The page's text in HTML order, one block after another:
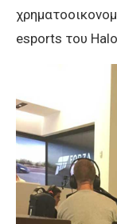
esports του